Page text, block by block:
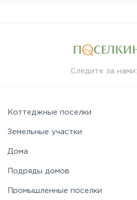
Следите за нами:
Коттеджные поселки
Земельные участки
Дома
Подряды домов
Промышленные поселки